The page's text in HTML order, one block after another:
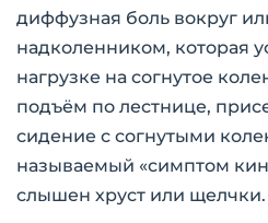
диффузная боль вокруг
надколенником, которая
нагрузке на согнутое
подъём по лестнице,
сидение с согнутыми
называемый «симптом
слышен хруст или щелчки.